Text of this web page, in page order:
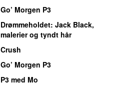
Go’ Morgen P3
Drømmeholdet: Jack Black,
malerier og tyndt hår
Crush
Go’ Morgen P3
P3 med Mo